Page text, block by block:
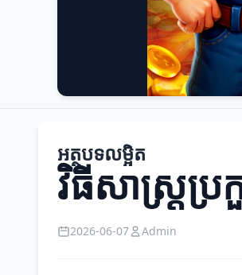
អត្ថបទលម្អិត
វិធីសាស្ត្រប្
2026-06-07 Admin